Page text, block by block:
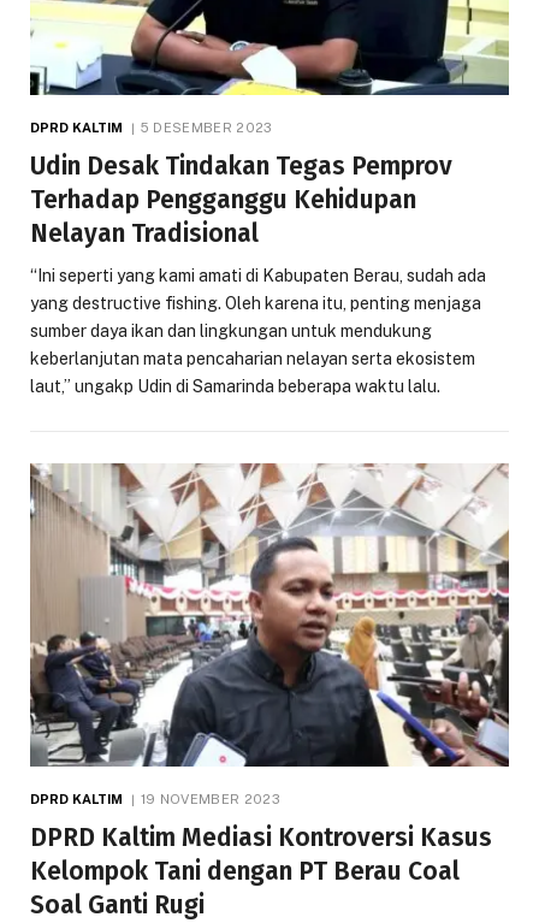
DPRD KALTIM 5 DESEMBER 2023
Udin Desak Tindakan Tegas Pemprov
Terhadap Pengganggu Kehidupan
Nelayan Tradisional
“Ini seperti yang kami amati di Kabupaten Berau, sudah ada
yang destructive fishing. Oleh karena itu, penting menjaga
sumber daya ikan dan lingkungan untuk mendukung
keberlanjutan mata pencaharian nelayan serta ekosistem
laut,” ungakp Udin di Samarinda beberapa waktu lalu.
DPRD KALTIM 19 NOVEMBER 2023
DPRD Kaltim Mediasi Kontroversi Kasus
Kelompok Tani dengan PT Berau Coal
Soal Ganti Rugi